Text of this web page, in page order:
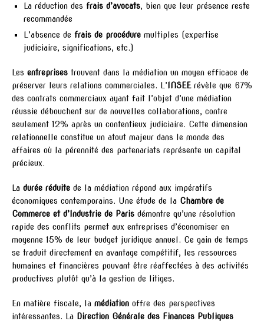
La réduction des frais d’avocats, bien que leur présence reste
recommandée
L’absence de frais de procédure multiples (expertise
judiciaire, significations, etc.)
Les entreprises trouvent dans la médiation un moyen efficace de
préserver leurs relations commerciales. L’ INSEErévèle que 67%
des contrats commerciaux ayant fait l’objet d’une médiation
réussie débouchent sur de nouvelles collaborations, contre
seulement 12% après un contentieux judiciaire. Cette dimension
relationnelle constitue un atout majeur dans le monde des
affaires où la pérennité des partenariats représente un capital
précieux.
La durée réduite de la médiation répond aux impératifs
économiques contemporains. Une étude de la Chambre de
Commerce et d’Industrie de Paris démontre qu’une résolution
rapide des conflits permet aux entreprises d’économiser en
moyenne 15% de leur budget juridique annuel. Ce gain de temps
se traduit directement en avantage compétitif, les ressources
humaines et financières pouvant être réaffectées à des activités
productives plutôt qu’à la gestion de litiges.
En matière fiscale, la médiation offre des perspectives
intéressantes. La Direction Générale des Finances Publiques